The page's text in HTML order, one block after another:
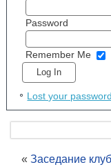
Password
Remember Me
Lost your
« Заседание